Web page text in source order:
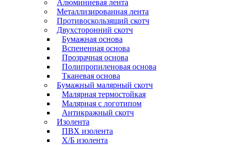
Алюминиевая лента
Металлизированная лента
Противоскользящий скотч
Двухсторонний скотч
Бумажная основа
Вспененная основа
Прозрачная основа
Полипропиленовая основа
Тканевая основа
Бумажный малярный скотч
Малярная термостойкая
Малярная с логотипом
Антикражный скотч
Изолента
ПВХ изолента
Х/Б изолента